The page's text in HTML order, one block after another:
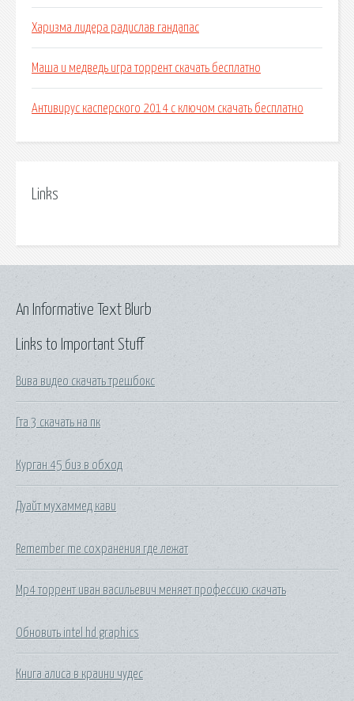
Харизма лидера радислав гандапас
Маша и медведь игра торрент скачать бесплатно
Антивирус касперского 2014 с ключом скачать бесплатно
Links
Links to Important Stuff
Вива видео скачать трешбокс
Гта 3 скачать на пк
Курган 45 биз в обход
Дуайт мухаммед кави
Remember me сохранения где лежат
Mp4 торрент иван васильевич меняет профессию скачать
Обновить intel hd graphics
Книга алиса в краини чудес
An Informative Text Blurb